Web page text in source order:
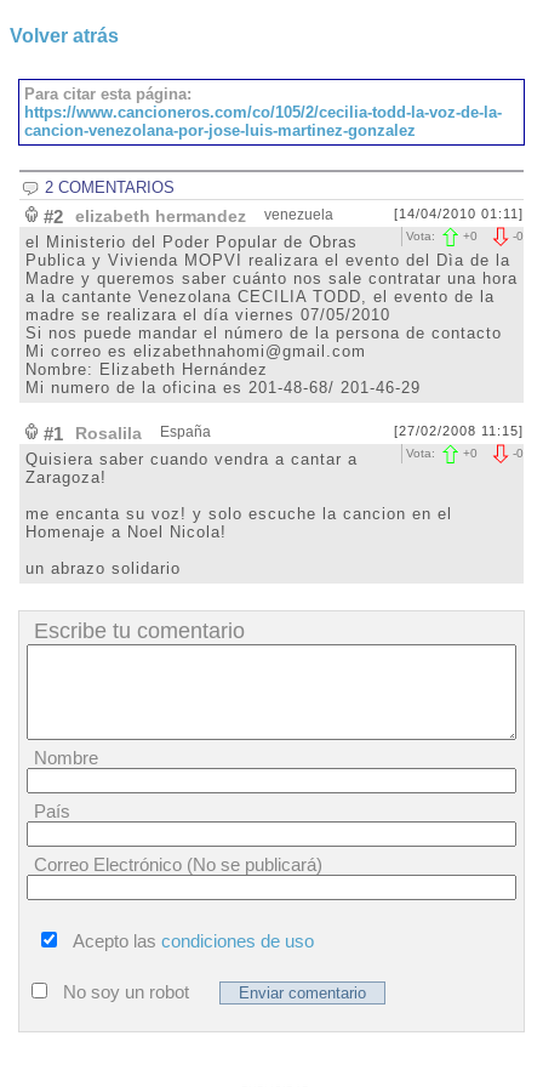
Volver atrás
Para citar esta página:
https://www.cancioneros.com/co/105/2/cecilia-todd-la-voz-de-la-
cancion-venezolana-por-jose-luis-martinez-gonzalez
2 COMENTARIOS
#2 elizabeth hermandez venezuela [14/04/2010 01:11]
-0
Vota: +0
el Ministerio del Poder Popular de Obras
Publica y Vivienda MOPVI realizara el evento del Dìa de la
Madre y queremos saber cuánto nos sale contratar una hora
a la cantante Venezolana CECILIA TODD, el evento de la
madre se realizara el día viernes 07/05/2010
Si nos puede mandar el número de la persona de contacto
Mi correo es elizabethnahomi@gmail.com
Nombre: Elizabeth Hernández
Mi numero de la oficina es 201-48-68/ 201-46-29
#1 Rosalila España [27/02/2008 11:15]
-0
Vota: +0
Quisiera saber cuando vendra a cantar a
Zaragoza!
me encanta su voz! y solo escuche la cancion en el
Homenaje a Noel Nicola!
un abrazo solidario
Escribe tu comentario
Nombre
País
Correo Electrónico (No se publicará)
Acepto las condiciones de uso
No soy un robot